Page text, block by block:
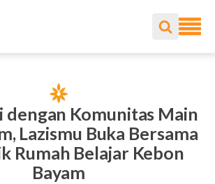
dengan Komunitas Main
Lazismu Buka Bersama
Rumah Belajar Kebon
Bayam